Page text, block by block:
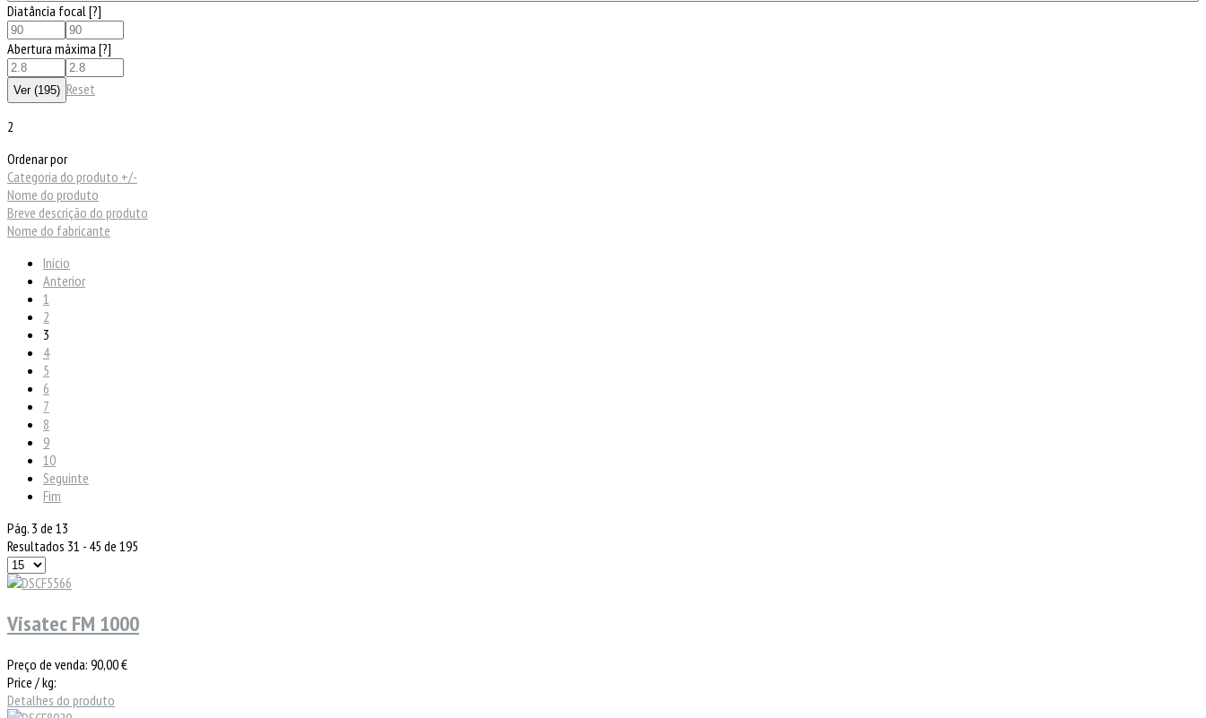
Diatância focal [?]
Abertura máxima [?]
Reset
2
Ordenar por
Categoria do produto +/-
Nome do produto
Breve descrição do produto
Nome do fabricante
Início
Anterior
1
2
3
4
5
6
7
8
9
10
Seguinte
Fim
Pág. 3 de 13
Resultados 31 - 45 de 195
Visatec FM 1000
Preço de venda: 90,00 €
Price / kg:
Detalhes do produto